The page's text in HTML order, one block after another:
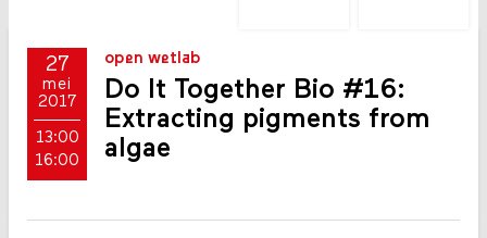
27
mei
2017
13:00
16:00
open wetlab
Do It Together Bio #16:
Extracting pigments from
algae